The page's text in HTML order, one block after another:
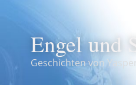
Engel und
Geschichten von